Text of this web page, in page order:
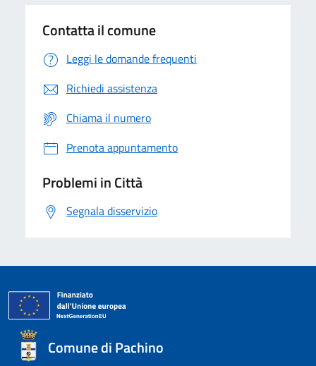
Contatta il comune
Leggi le domande frequenti
Richiedi assistenza
Chiama il numero
Prenota appuntamento
Problemi in Città
Segnala disservizio
Comune di Pachino